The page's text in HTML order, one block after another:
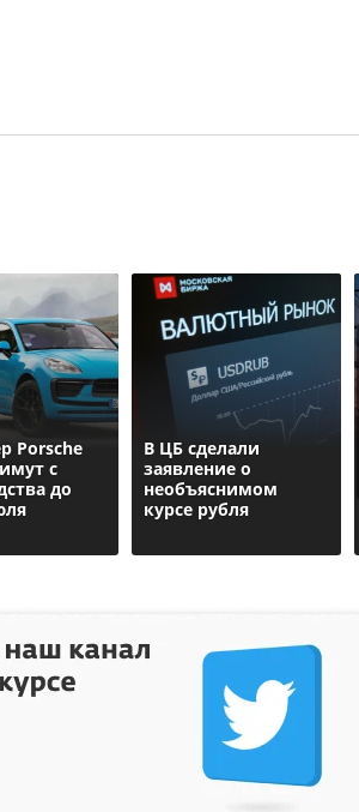
Porsche
с
до
В ЦБ сделали
заявление о
необъяснимом
курсе рубля